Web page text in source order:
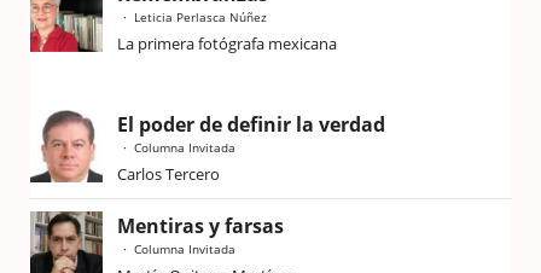
Leticia Perlasca Núñez
La primera fotógrafa mexicana
El poder de definir la verdad
Columna Invitada
Carlos Tercero
Mentiras y farsas
Columna Invitada